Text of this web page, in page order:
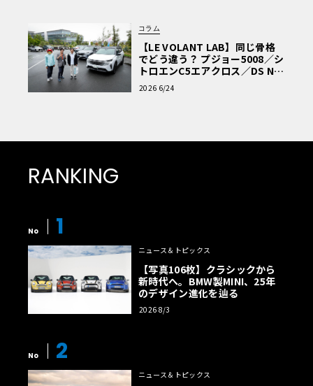
コラム
【LE VOLANT LAB】同じ骨格
でどう違う？ プジョー5008／シ
トロエンC5エアクロス／DS Nº4
読者一気乗りレポート
2026 6/24
RANKING
No 1
ニュース＆トピックス
【写真106枚】クラシックから
新時代へ。BMW製MINI、25年
のデザイン進化を辿る
2026 8/3
No 2
ニュース＆トピックス